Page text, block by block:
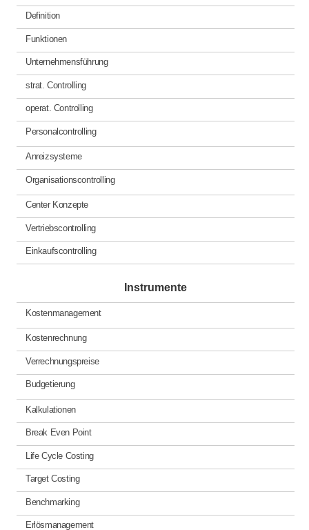
Definition
Funktionen
Unternehmensführung
strat. Controlling
operat. Controlling
Personalcontrolling
Anreizsysteme
Organisationscontrolling
Center Konzepte
Vertriebscontrolling
Einkaufscontrolling
Instrumente
Kostenmanagement
Kostenrechnung
Verrechnungspreise
Budgetierung
Kalkulationen
Break Even Point
Life Cycle Costing
Target Costing
Benchmarking
Erlösmanagement